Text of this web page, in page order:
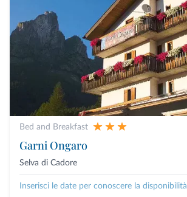
Bed and Breakfast
Garni Ongaro
Selva di Cadore
Inserisci le date per conoscere la disponibilità